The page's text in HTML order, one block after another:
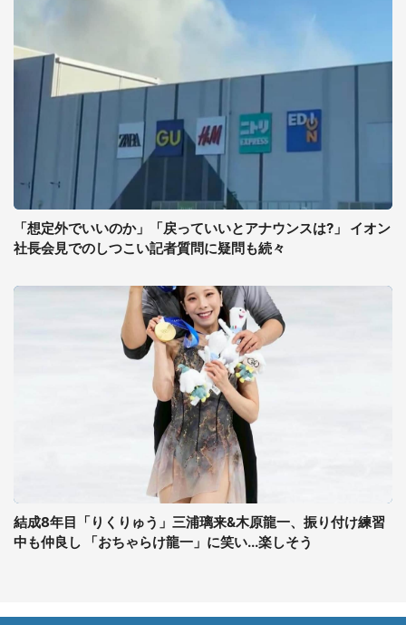
「想定外でいいのか」「戻っていいとアナウンスは?」 イオン
社長会見でのしつこい記者質問に疑問も続々
結成8年目「りくりゅう」三浦璃来&木原龍一、振り付け練習
中も仲良し 「おちゃらけ龍一」に笑い...楽しそう